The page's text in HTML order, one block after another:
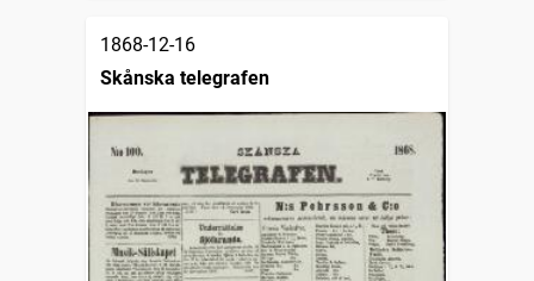
1868-12-16
Skånska telegrafen